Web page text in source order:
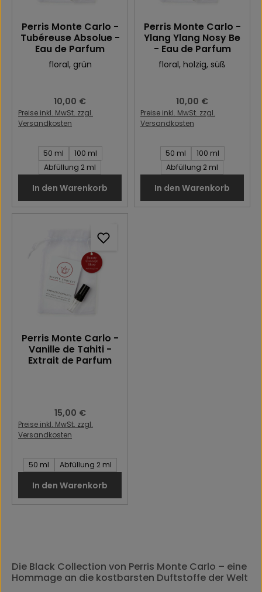
Perris Monte Carlo -
Tubéreuse Absolue -
Eau de Parfum
floral, grün
Regulärer Preis:
10,00 €
Preise inkl. MwSt. zzgl.
Versandkosten
Inhalt des Artikel:
50 ml
100 ml
Abfüllung 2 ml
In den Warenkorb
Perris Monte Carlo -
Ylang Ylang Nosy Be
- Eau de Parfum
floral, holzig, süß
Regulärer Preis:
10,00 €
Preise inkl. MwSt. zzgl.
Versandkosten
Inhalt des Artikel:
50 ml
100 ml
Abfüllung 2 ml
In den Warenkorb
Perris Monte Carlo -
Vanille de Tahiti -
Extrait de Parfum
Regulärer Preis:
15,00 €
Preise inkl. MwSt. zzgl.
Versandkosten
Inhalt des Artikel:
50 ml Abfüllung 2 ml
In den Warenkorb
Die Black Collection von Perris Monte Carlo – eine
Hommage an die kostbarsten Duftstoffe der Welt